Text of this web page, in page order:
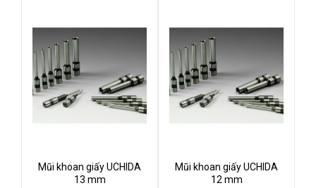
Mũi khoan giấy UCHIDA
13 mm
Mũi khoan giấy UCHIDA
12 mm